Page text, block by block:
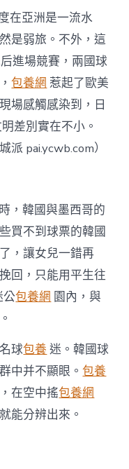
日
在亞洲是一流水
是弱旅。不外，這
進場競賽，兩國球
包養網 惹起了歐美
場感觸感染到，日
差別實在不小。
派 pai.ycwb.com）
韓國與墨西哥的
買不到球票的韓國
，讓女兒一錯再
回，只能用平生往
公包養網 園內，與
球包養 迷。韓國球
中并不顯眼。包養
在空中搖包養網
能分辨出來。